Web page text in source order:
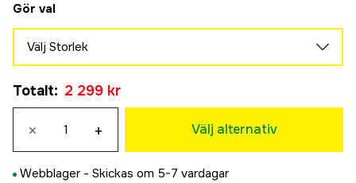
Gör val
Välj Storlek
2 299 kr
S
2 299 kr
2 299 kr
Totalt: 2 299 kr
× + Välj alternativ
Webblager - Skickas om 5-7 vardagar